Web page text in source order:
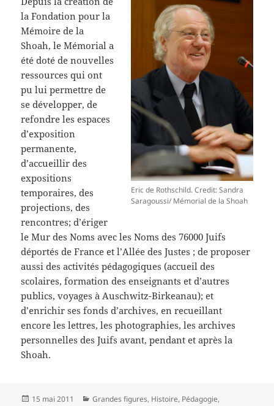
Eric de Rothschild. Credit: Sandra
Saragoussi/ Mémorial de la Shoah
la Fondation pour la
Mémoire de la
Shoah, le Mémorial a
été doté de nouvelles
ressources qui ont
pu lui permettre de
se développer, de
refondre les espaces
d’exposition
permanente,
d’accueillir des
expositions
temporaires, des
projections, des
rencontres; d’ériger
le Mur des Noms avec les Noms des 76000 Juifs
déportés de France et l’Allée des Justes ; de proposer
aussi des activités pédagogiques (accueil des
scolaires, formation des enseignants et d’autres
publics, voyages à Auschwitz-Birkeanau); et
d’enrichir ses fonds d’archives, en recueillant
encore les lettres, les photographies, les archives
personnelles des Juifs avant, pendant et après la
Shoah.
Publié
15 mai 2011 Catégories
Grandes figures, Histoire, Pédagogie,